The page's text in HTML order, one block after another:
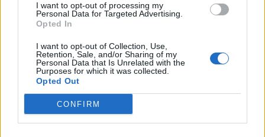
I want to opt-out of processing my
Personal Data for Targeted Advertising.
Opted In
I want to opt-out of Collection, Use,
Retention, Sale, and/or Sharing of my
Personal Data that Is Unrelated with the
Purposes for which it was collected.
Opted Out
CONFIRM
Scopri anche:
storia, classifica
COMMENTI